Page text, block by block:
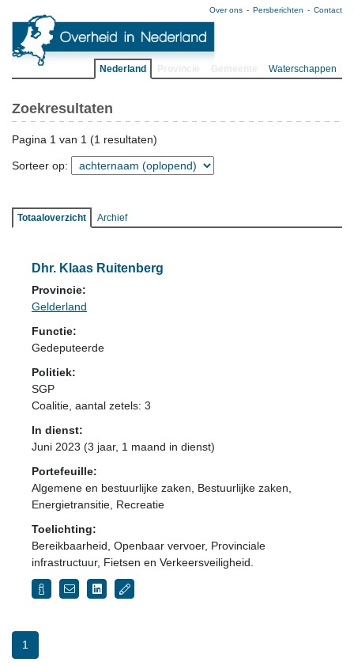
Over ons Persberichten Contact
Nederland Waterschappen
Zoekresultaten
Pagina 1 van 1 (1 resultaten)
Sorteer op:
Totaaloverzicht Archief
Dhr. Klaas Ruitenberg
Provincie:
Gelderland
Functie:
Gedeputeerde
Politiek:
SGP
Coalitie , aantal zetels: 3
In dienst:
Juni 2023 (3 jaar, 1 maand in dienst)
Portefeuille:
Algemene en bestuurlijke zaken, Bestuurlijke zaken,
Energietransitie, Recreatie
Toelichting:
Bereikbaarheid, Openbaar vervoer, Provinciale
infrastructuur, Fietsen en Verkeersveiligheid.
1